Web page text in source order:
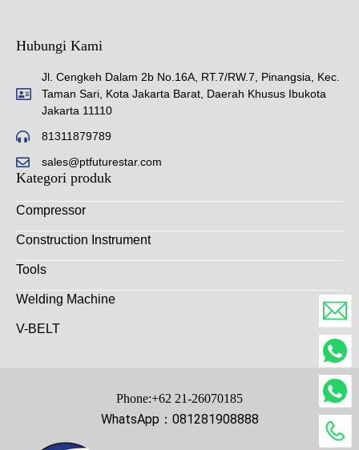
Hubungi Kami
Jl. Cengkeh Dalam 2b No.16A, RT.7/RW.7, Pinangsia, Kec.
Taman Sari, Kota Jakarta Barat, Daerah Khusus Ibukota
Jakarta 11110
81311879789
sales@ptfuturestar.com
Kategori produk
Compressor
Construction Instrument
Tools
Welding Machine
V-BELT
Phone:+62 21-26070185
WhatsApp：081281908888